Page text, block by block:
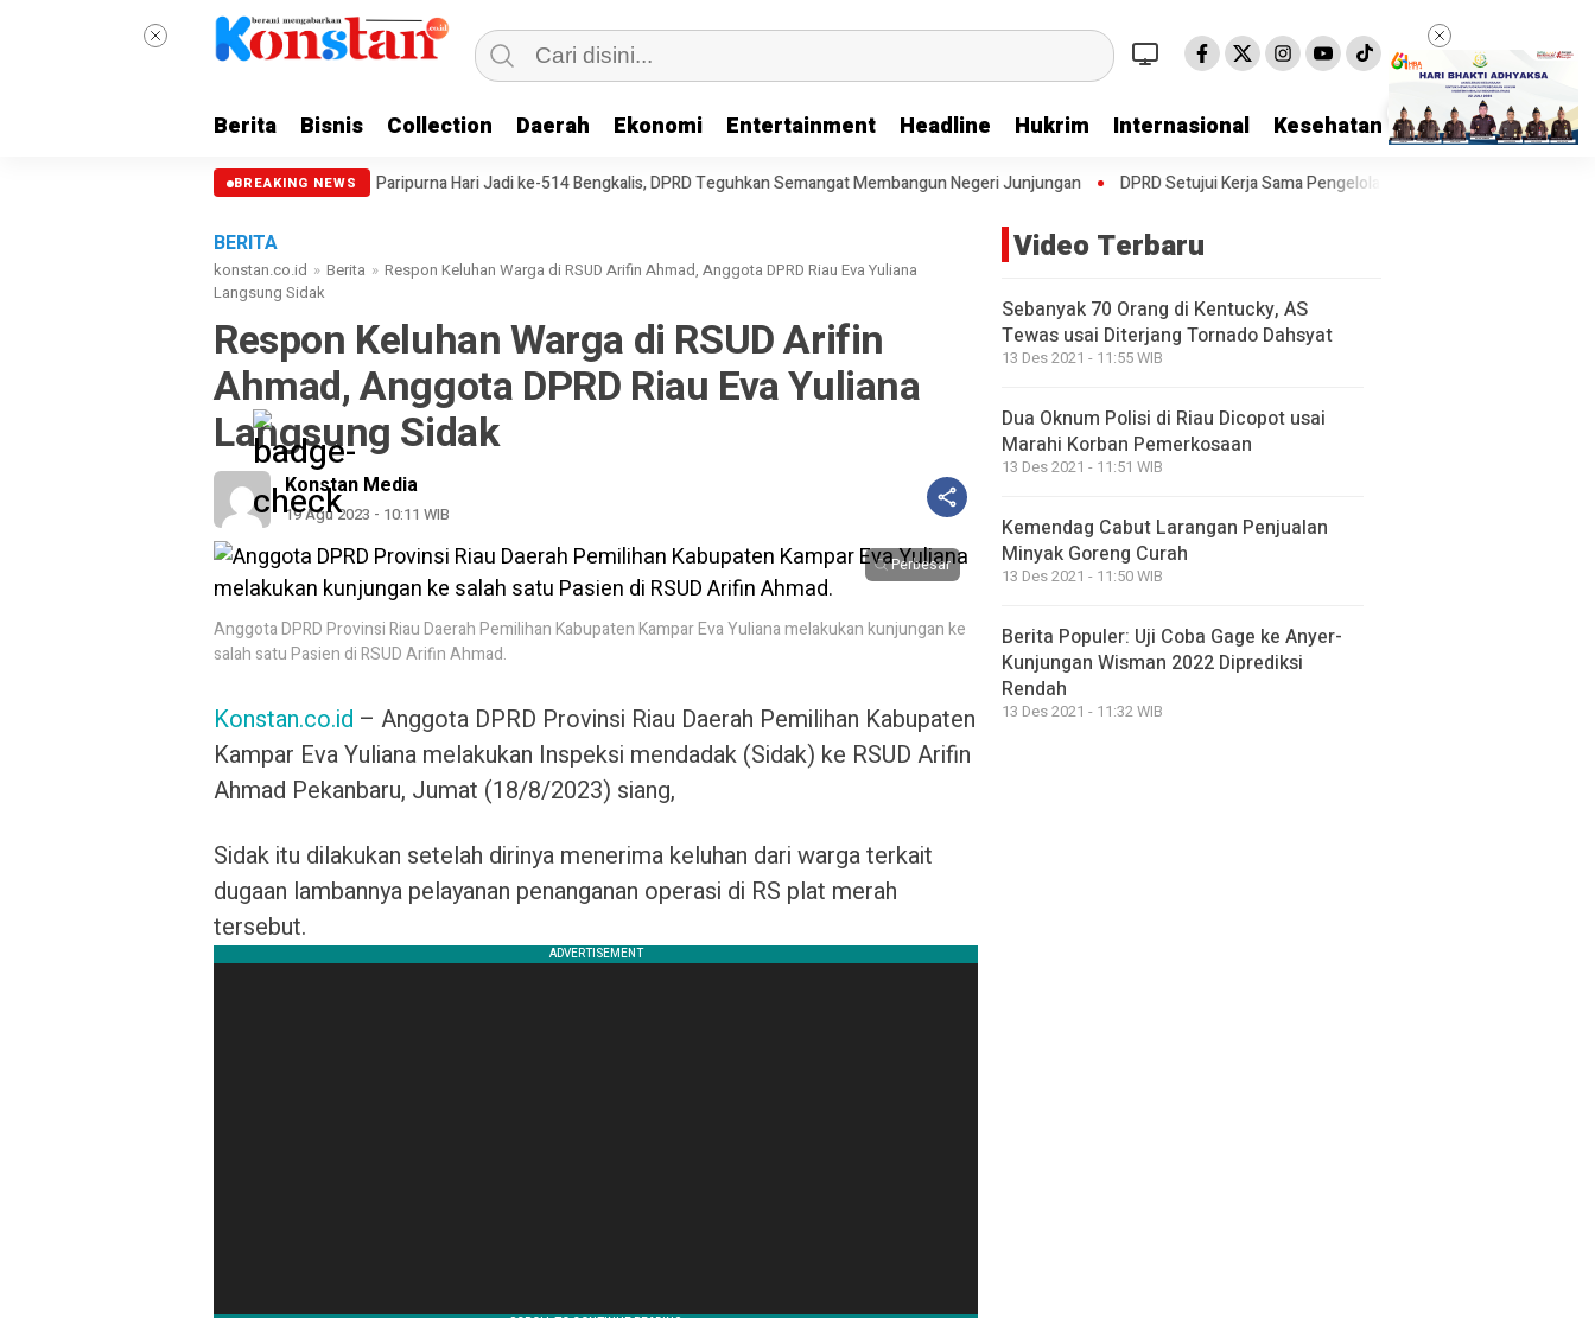
Berita Bisnis Collection Daerah Ekonomi Entertainment Headline Hukrim Internasional Kesehatan Kriminal
BREAKING NEWS
Paripurna Hari Jadi ke-514 Bengkalis, DPRD Teguhkan Semangat Membangun Negeri Junjungan DPRD Setujui Kerja Sama Pengelolaan E-Ticketing Ro-Ro Air Putih–Sungai Selari
BERITA
konstan.co.id » Berita » Respon Keluhan Warga di RSUD Arifin Ahmad, Anggota DPRD Riau Eva Yuliana
Langsung Sidak
Respon Keluhan Warga di RSUD Arifin
Ahmad, Anggota DPRD Riau Eva Yuliana
Langsung Sidak
Konstan Media
19 Agu 2023 - 10:11 WIB
Perbesar
Anggota DPRD Provinsi Riau Daerah Pemilihan Kabupaten Kampar Eva Yuliana melakukan kunjungan ke
salah satu Pasien di RSUD Arifin Ahmad.
Konstan.co.id – Anggota DPRD Provinsi Riau Daerah Pemilihan Kabupaten
Kampar Eva Yuliana melakukan Inspeksi mendadak (Sidak) ke RSUD Arifin
Ahmad Pekanbaru, Jumat (18/8/2023) siang,
Sidak itu dilakukan setelah dirinya menerima keluhan dari warga terkait
dugaan lambannya pelayanan penanganan operasi di RS plat merah
tersebut.
Video Terbaru
Sebanyak 70 Orang di Kentucky, AS
Tewas usai Diterjang Tornado Dahsyat
13 Des 2021 - 11:55 WIB
Dua Oknum Polisi di Riau Dicopot usai
Marahi Korban Pemerkosaan
13 Des 2021 - 11:51 WIB
Kemendag Cabut Larangan Penjualan
Minyak Goreng Curah
13 Des 2021 - 11:50 WIB
Berita Populer: Uji Coba Gage ke Anyer-
Kunjungan Wisman 2022 Diprediksi
Rendah
13 Des 2021 - 11:32 WIB